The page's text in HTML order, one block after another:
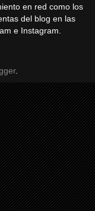
en red como los
del blog en las
e Instagram.
.